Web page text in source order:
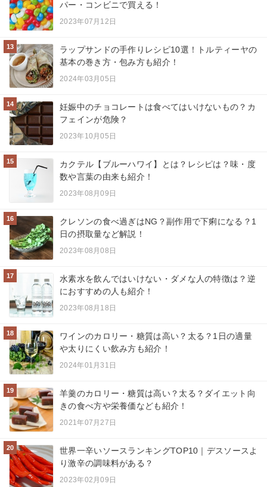
パー・コンビニで買える！
2023年07月12日
13
ラップサンドの手作りレシピ10選！トルティーヤの
基本の巻き方・包み方も紹介！
2024年03月05日
14
妊娠中のチョコレートは食べてはいけないもの？カ
フェインが危険？
2023年10月05日
15
カクテル【ブルーハワイ】とは？レシピは？味・度
数や言葉の由来も紹介！
2023年08月09日
16
クレソンの食べ過ぎはNG？副作用で下痢になる？1
日の摂取量など解説！
2023年08月08日
17
水素水を飲んではいけない・ダメな人の特徴は？逆
におすすめの人も紹介！
2023年08月18日
18
ワインのカロリー・糖質は高い？太る？1日の適量
や太りにくい飲み方も紹介！
2024年01月31日
19
羊羹のカロリー・糖質は高い？太る？ダイエット向
きの食べ方や栄養価なども紹介！
2021年07月27日
20
世界一辛いソースランキングTOP10｜デスソースよ
り激辛の調味料がある？
2023年02月09日